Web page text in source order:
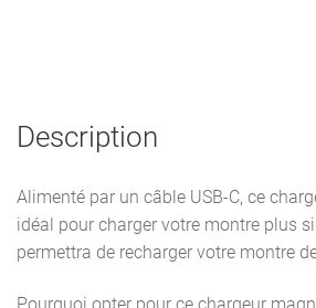
Description
Alimenté par un câble USB-C, ce
idéal pour charger votre montre plus
permettra de recharger votre montre